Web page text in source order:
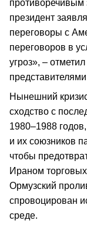
противоречивым
президент
переговоры с
переговоров в
угроз», –
Нынешний
сходство с
1980–1988
и их союзников
чтобы
Ираном
Ормузский
спровоцирован
среде.